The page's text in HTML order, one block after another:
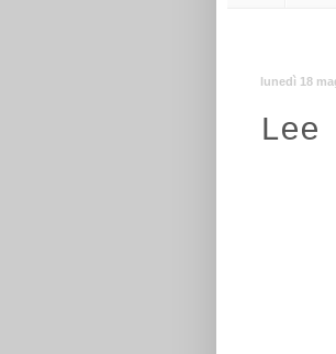
lunedì 18